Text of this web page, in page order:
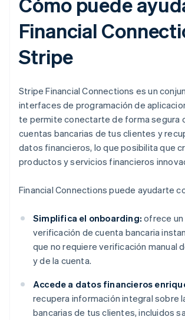
Financial
Stripe
Stripe Financial Connections es un
interfaces de programación de
te permite conectarte de forma segura
cuentas bancarias de tus clientes y
datos financieros, lo que posibilita que
productos y servicios financieros
Financial Connections puede ayudarte
Simplifica el onboarding: ofrece
verificación de cuenta bancaria
que no requiere verificación manual
y de la cuenta.
Accede a datos financieros
recupera información integral sobre
bancarias de tus clientes, incluidos